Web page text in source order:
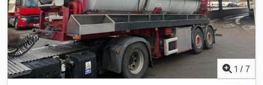
1 / 7